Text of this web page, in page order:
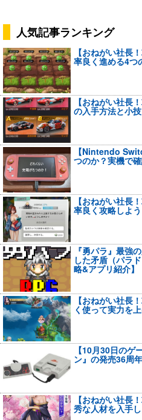
人気記事ランキング
【おねがい社長
率良く進める4つ
【おねがい社長
の入手方法と小技
【Nintendo
つのか？実機で確
【おねがい社長
率良く攻略しよ
『勇パラ』最強
した矛盾（パラ
略&アプリ紹介】
【おねがい社長
く使って実力を
【10月30日のゲ
ン』の発売36周年
【おねがい社長
秀な人材を入手